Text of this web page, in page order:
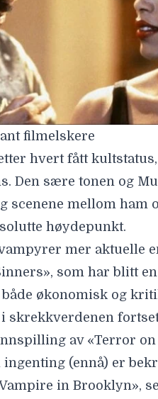
Den sære tonen og
mellom ham
høydepunkt.
mer aktuelle
som har blitt
økonomisk og
skrekkverdenen
av «Terror on
ingenting (ennå) er
in Brooklyn»,
tilgjengelig på Google